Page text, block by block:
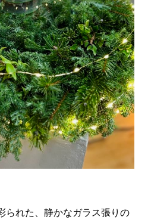
られた、静かなガラス張りの